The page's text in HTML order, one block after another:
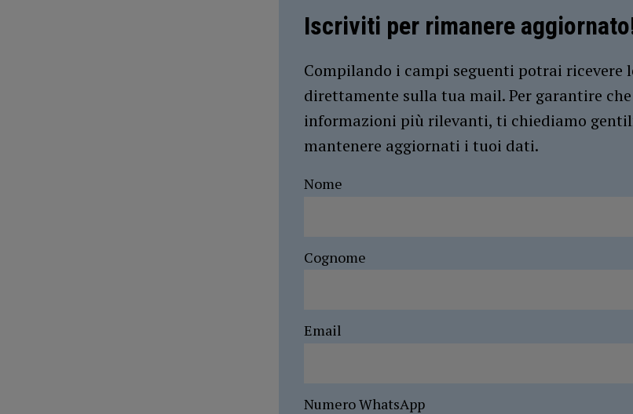
Iscriviti per rimanere
Compilando i campi seguenti potrai ricevere
direttamente sulla tua mail. Per garantire
informazioni più rilevanti, ti chiediamo
mantenere aggiornati i tuoi dati.
Nome
Cognome
Email
Numero WhatsApp